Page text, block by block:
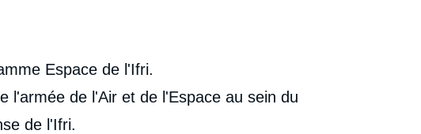
Espace de l'Ifri.
l'armée de l'Air et de l'Espace au sein du
de l'Ifri.